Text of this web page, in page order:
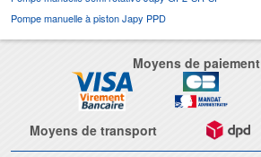
Pompe manuelle à piston Japy PPD
Moyens de paiement
Moyens de transport